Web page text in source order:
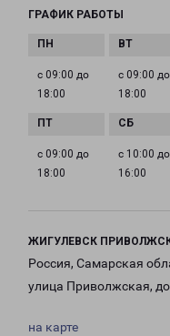
ГРАФИК РАБОТЫ
с 09:00 до
18:00
с 09:00 до
18:00
с 09:00 до
18:00
с 10:00 до
16:00
ЖИГУЛЕВСК
Россия, Самарская
улица Приволжская,
на карте